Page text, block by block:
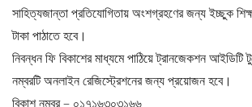
সাহিত্যজান্তা প্রতিযোগিতায় অংশগ্রহণের জন্য ইচ্ছুক
টাকা পাঠাতে হবে।
নিবন্ধন ফি বিকাশের মাধ্যমে পাঠিয়ে ট্রানজেকশন
নম্বরটি অনলাইন রেজিস্ট্রেশনের জন্য প্রয়োজন হবে।
বিকাশ নম্বর – ০১৭১৬৩০৩১৬৬